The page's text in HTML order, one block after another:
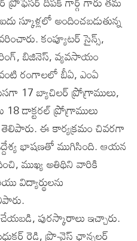
స్కూళ్లలో అందించబడుతున్న
కంప్యూటర్ సైన్స్,
బిజినెస్, వ్యవసాయం
రంగాలలో బీఏ, ఎంఏ
17 బ్యాచిలర్ ప్రోగ్రాములు,
డాక్టరల్ ప్రోగ్రాములు
ఈ కార్యక్రమం చివరగా
భాషణతో ముగిసింది. ఆయన
ముఖ్య అతిథిని వారికి
విద్యార్థులను
పురస్కారాలు ఇచ్చారు.
రెడ్డి, ప్రొ-వైస్ ఛాన్సలర్